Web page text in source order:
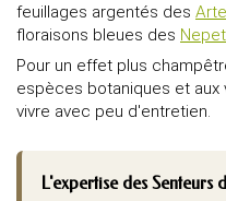
feuillages argentés des
floraisons bleues des
Pour un effet plus
espèces botaniques et
vivre avec peu d'entretien.
L'expertise des Senteurs